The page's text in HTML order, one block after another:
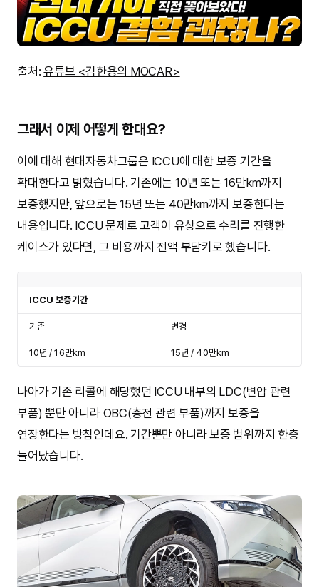
출처:유튜브 <김한용의 MOCAR>
그래서 이제 어떻게 한대요?
이에 대해 현대자동차그룹은 ICCU에 대한 보증 기간을
확대한다고 밝혔습니다. 기존에는 10년 또는 16만km까지
보증했지만, 앞으로는 15년 또는 40만km까지 보증한다는
내용입니다. ICCU 문제로 고객이 유상으로 수리를 진행한
케이스가 있다면, 그 비용까지 전액 부담키로 했습니다.
ICCU 보증기간
기존 변경
10년 / 16만km 15년 / 40만km
나아가 기존 리콜에 해당했던 ICCU 내부의 LDC(변압 관련
부품) 뿐만 아니라 OBC(충전 관련 부품)까지 보증을
연장한다는 방침인데요. 기간뿐만 아니라 보증 범위까지 한층
늘어났습니다.